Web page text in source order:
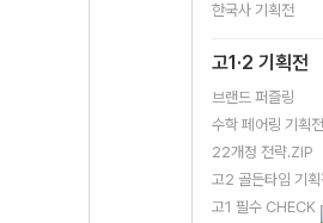
한국사 기획전
고1·2 기획전
브랜드 퍼즐링
수학 페어링 기획전
22개정 전략.ZIP
고2 골든타임 기
고1 필수 CHECK